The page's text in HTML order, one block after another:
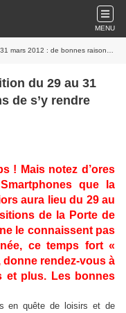
MENU
: de bonnes raisons de s’y rendre
du 29 au 31
de s’y rendre
! Mais notez d’ores
que la
aura lieu du 29 au
de la Porte de
le connaissent pas
ce temps fort «
rendez-vous à
et plus. Les bonnes
en quête de loisirs et de